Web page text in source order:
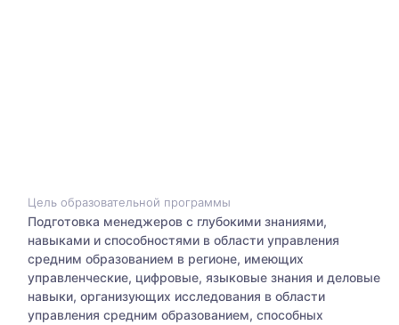
Цель образовательной программы
Подготовка менеджеров с глубокими знаниями,
навыками и способностями в области управления
средним образованием в регионе, имеющих
управленческие, цифровые, языковые знания и деловые
навыки, организующих исследования в области
управления средним образованием, способных